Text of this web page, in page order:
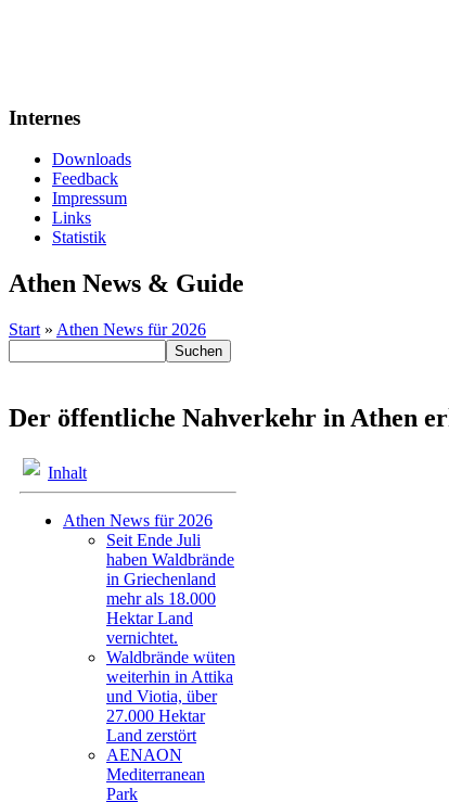
Internes
Downloads
Feedback
Impressum
Links
Statistik
Athen News & Guide
Start » Athen News für 2026
Der öffentliche Nahverkehr in Athen
Inhalt
Athen News für 2026
Seit Ende Juli
haben Waldbrände
in Griechenland
mehr als 18.000
Hektar Land
vernichtet.
Waldbrände wüten
weiterhin in Attika
und Viotia, über
27.000 Hektar
Land zerstört
AENAON
Mediterranean
Park